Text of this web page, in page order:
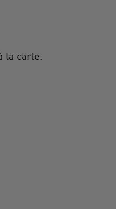
la carte.